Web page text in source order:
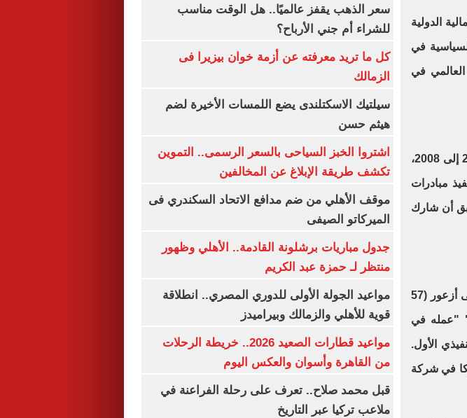
الدولية
في
العالمي في
وسبق أن شغل منصب وزير المالية في حكومة فؤاد السنيورة عام 2005 إلى 2008،
مبادرات
أن شارك
وخلال الفترة السابقة على عمله وزيراً للمال، ثم الفترة اللاحقة لها، تولى أزعور (57
"عمله في
الأول.
كان مديرا شريكا في شركة
سعر الذهب يقفز عالميًا.. هل الوقت مناسب
للشراء أم جني الأرباح؟
كل ما تريد معرفته عن أزمة خوان بيزيرا فى
الزمالك
سيلتيك الاسكتلندى يضع اللمسات الأخيرة لضم
هيثم حسن
اشتروا الخبز السياحى بالسعر الرسمى.. التموين
تكشف طريقة الإبلاغ عن المخالفين
موقف الأهلي من ضم مدافع الاتحاد السكندري فى
الميركاتو الصيفى
جدول مباريات برشلونة القادمة.. الأهلي وظهور
منتظر لـ حمزة عبد الكريم
مواعيد الجولة الأولى للدوري المصري.. انطلاقة
قوية للأهلي والزمالك وبيراميدز
مواعيد قطارات الصعيد 2026.. خريطة الرحلات
من القاهرة وأسوان والعكس اليوم
قبل محمد صلاح.. تعرف على رحلة الفراعنة في
ملاعب تركيا عبر التاريخ